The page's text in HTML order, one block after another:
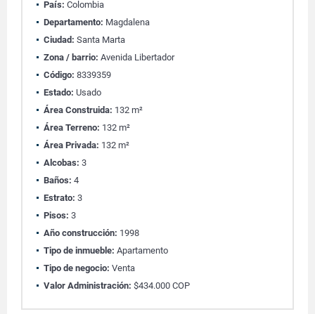
País: Colombia
Departamento: Magdalena
Ciudad: Santa Marta
Zona / barrio: Avenida Libertador
Código: 8339359
Estado: Usado
Área Construida: 132 m²
Área Terreno: 132 m²
Área Privada: 132 m²
Alcobas: 3
Baños: 4
Estrato: 3
Pisos: 3
Año construcción: 1998
Tipo de inmueble: Apartamento
Tipo de negocio: Venta
Valor Administración: $434.000 COP